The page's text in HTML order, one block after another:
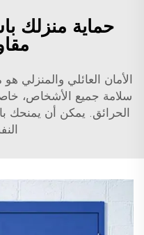
حماية منزلك
الأمان العائلي والمنزلي
سلامة جميع الأشخاص،
الحرائق. يمكن أن يمنحك